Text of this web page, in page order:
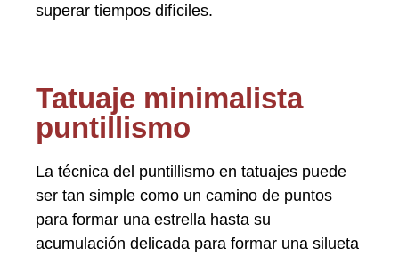
superar tiempos difíciles.
Tatuaje minimalista
puntillismo
La técnica del puntillismo en tatuajes puede
ser tan simple como un camino de puntos
para formar una estrella hasta su
acumulación delicada para formar una silueta